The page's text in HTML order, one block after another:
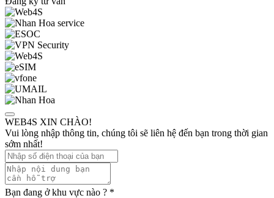
WEB4S XIN CHÀO!
Vui lòng nhập thông tin, chúng tôi sẽ liên hệ đến bạn trong thời gian
sớm nhất!
Bạn đang ở khu vực nào ? *